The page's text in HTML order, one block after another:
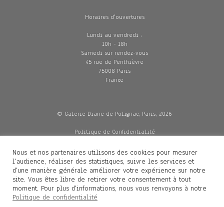
Horaires d'ouvertures
Lundi au vendredi :
10h - 18h
Samedi sur rendez-vous
45 rue de Penthièvre
75008 Paris
France
© Galerie Diane de Polignac, Paris, 2026
Politique de Confidentialité
Mentions légales
Livraisons
Contacts
Nous et nos partenaires utilisons des cookies pour mesurer
l'audience, réaliser des statistiques, suivre les services et
d'une manière générale améliorer votre expérience sur notre
site. Vous êtes libre de retirer votre consentement à tout
moment. Pour plus d'informations, nous vous renvoyons à notre
Politique de confidentialité